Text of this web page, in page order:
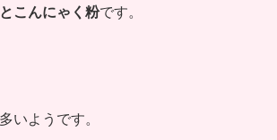
こんにゃく粉です。
いようです。